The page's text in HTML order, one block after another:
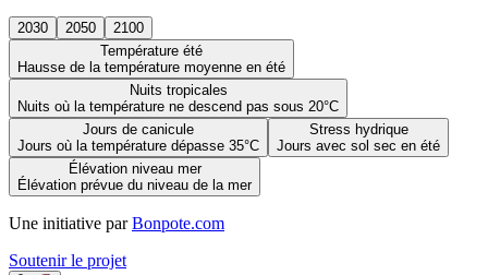
2030 2050
2100
Température été
Hausse de la température moyenne en été
Nuits tropicales
Nuits où la température ne descend pas sous 20°C
Jours de canicule
Jours où la température dépasse 35°C
Stress hydrique
Jours avec sol sec en été
Élévation niveau mer
Élévation prévue du niveau de la mer
Une initiative par Bonpote.com
Soutenir le projet